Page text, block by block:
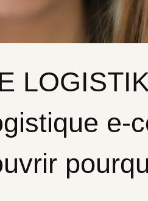
e-